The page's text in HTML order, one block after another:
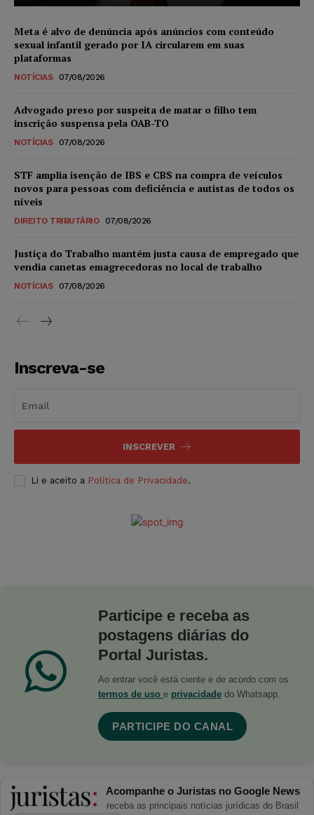
Meta é alvo de denúncia após anúncios com conteúdo
sexual infantil gerado por IA circularem em suas
plataformas
NOTÍCIAS 07/08/2026
Advogado preso por suspeita de matar o filho tem
inscrição suspensa pela OAB-TO
NOTÍCIAS 07/08/2026
STF amplia isenção de IBS e CBS na compra de veículos
novos para pessoas com deficiência e autistas de todos os
níveis
DIREITO TRIBUTÁRIO 07/08/2026
Justiça do Trabalho mantém justa causa de empregado que
vendia canetas emagrecedoras no local de trabalho
NOTÍCIAS 07/08/2026
Inscreva-se
INSCREVER
Li e aceito a Política de Privacidade.
Participe e receba as
postagens diárias do
Portal Juristas.
Ao entrar você está ciente e de acordo com os
termos de uso e privacidade do Whatsapp.
PARTICIPE DO CANAL
Acompanhe o Juristas no Google News
receba as principais notícias jurídicas do Brasil